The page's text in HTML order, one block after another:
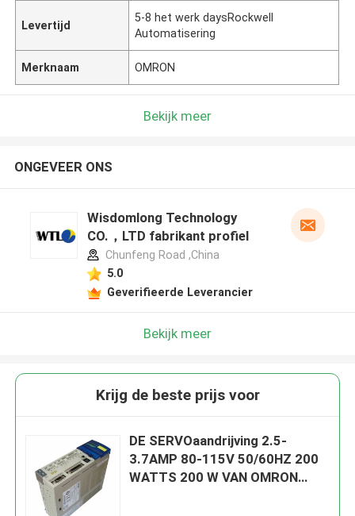
Levertijd
5-8 het werk daysRockwell
Automatisering
Merknaam OMRON
Bekijk meer
ONGEVEER ONS
Wisdomlong Technology
CO.，LTD fabrikant profiel
Chunfeng Road ,China
5.0
Geverifieerde Leverancier
Bekijk meer
Krijg de beste prijs voor
DE SERVOaandrijving 2.5-
3.7AMP 80-115V 50/60HZ 200
WATTS 200 W VAN OMRON